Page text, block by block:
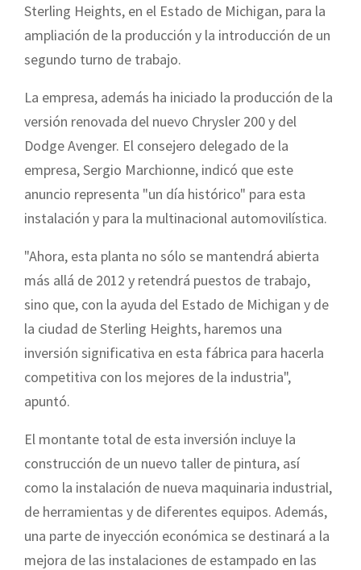
Sterling Heights, en el Estado de Michigan, para la
ampliación de la producción y la introducción de un
segundo turno de trabajo.
La empresa, además ha iniciado la producción de la
versión renovada del nuevo Chrysler 200 y del
Dodge Avenger. El consejero delegado de la
empresa, Sergio Marchionne, indicó que este
anuncio representa "un día histórico" para esta
instalación y para la multinacional automovilística.
"Ahora, esta planta no sólo se mantendrá abierta
más allá de 2012 y retendrá puestos de trabajo,
sino que, con la ayuda del Estado de Michigan y de
la ciudad de Sterling Heights, haremos una
inversión significativa en esta fábrica para hacerla
competitiva con los mejores de la industria",
apuntó.
El montante total de esta inversión incluye la
construcción de un nuevo taller de pintura, así
como la instalación de nueva maquinaria industrial,
de herramientas y de diferentes equipos. Además,
una parte de inyección económica se destinará a la
mejora de las instalaciones de estampado en las